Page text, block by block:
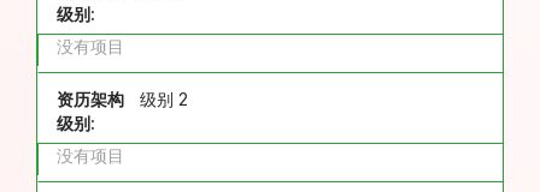
级别:
没有项目
资历架构
级别:
级别 2
没有项目